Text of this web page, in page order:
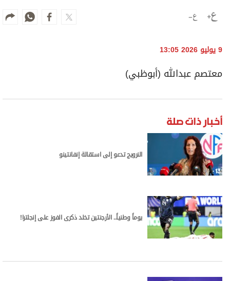
9 يوليو 2026 13:05
معتصم عبدالله (أبوظبي)
أخبار ذات صلة
النرويج تدعو إلى استقالة إنفانتينو
يوماً وطنياً.. الأرجنتين تخلد ذكرى الفوز على إنجلترا!